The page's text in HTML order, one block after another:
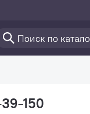
150